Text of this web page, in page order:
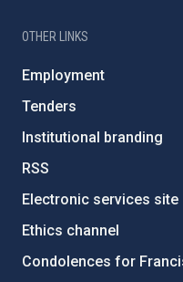
OTHER LINKS
Employment
Tenders
Institutional branding
RSS
Electronic services site
Ethics channel
Condolences for